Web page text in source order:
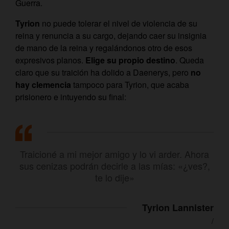
Guerra.
Tyrion no puede tolerar el nivel de violencia de su
reina y renuncia a su cargo, dejando caer su insignia
de mano de la reina y regalándonos otro de esos
expresivos planos. Elige su propio destino. Queda
claro que su traición ha dolido a Daenerys, pero no
hay clemencia tampoco para Tyrion, que acaba
prisionero e intuyendo su final:
Tyrion Lannister
/